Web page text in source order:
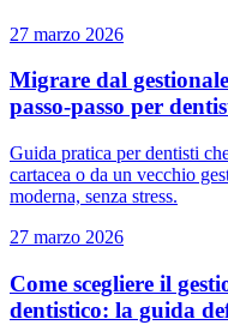
27 marzo 2026
Migrare dal
passo-passo per
Guida pratica per dentisti
cartacea o da un vecchio
moderna, senza stress.
27 marzo 2026
Come scegliere il
dentistico: la guida